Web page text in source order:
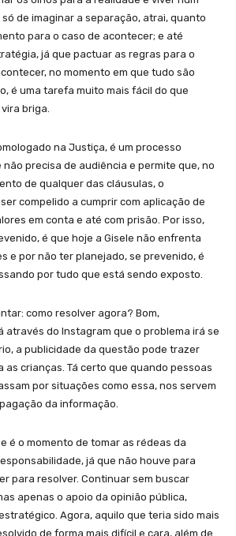
de imaginar a separação, atrai, quanto
para o caso de acontecer; e até
já que pactuar as regras para o
no momento em que tudo são
é uma tarefa muito mais fácil do que
briga.
na Justiça, é um processo
não precisa de audiência e permite que, no
de qualquer das cláusulas, o
compelido a cumprir com aplicação de
em conta e até com prisão. Por isso,
é que hoje a Gisele não enfrenta
e por não ter planejado, se prevenido, é
por tudo que está sendo exposto.
como resolver agora? Bom,
através do Instagram que o problema irá se
a publicidade da questão pode trazer
as crianças. Tá certo que quando pessoas
por situações como essa, nos servem
da informação.
é o momento de tomar as rédeas da
já que não houve para
para resolver. Continuar sem buscar
apenas o apoio da opinião pública,
Agora, aquilo que teria sido mais
de forma mais difícil e cara, além de